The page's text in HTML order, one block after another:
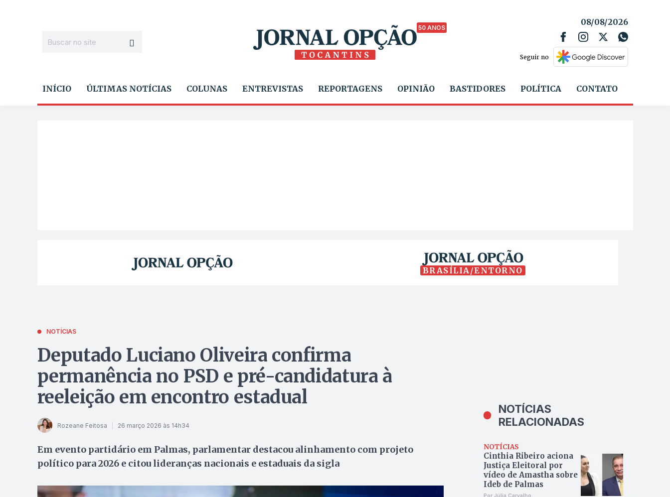
50 ANOS
08/08/2026
Seguir no
INÍCIO ÚLTIMAS NOTÍCIAS COLUNAS ENTREVISTAS REPORTAGENS OPINIÃO BASTIDORES POLÍTICA CONTATO
BRASÍLIA/ENTORNO
NOTÍCIAS
Deputado Luciano Oliveira confirma
permanência no PSD e pré-candidatura à
reeleição em encontro estadual
Rozeane Feitosa 26 março 2026 às 14h34
Em evento partidário em Palmas, parlamentar destacou alinhamento com projeto
político para 2026 e citou lideranças nacionais e estaduais da sigla
NOTÍCIAS
RELACIONADAS
NOTÍCIAS
Cinthia Ribeiro aciona
Justiça Eleitoral por
vídeo de Amastha sobre
Ideb de Palmas
Por Júlia Carvalho